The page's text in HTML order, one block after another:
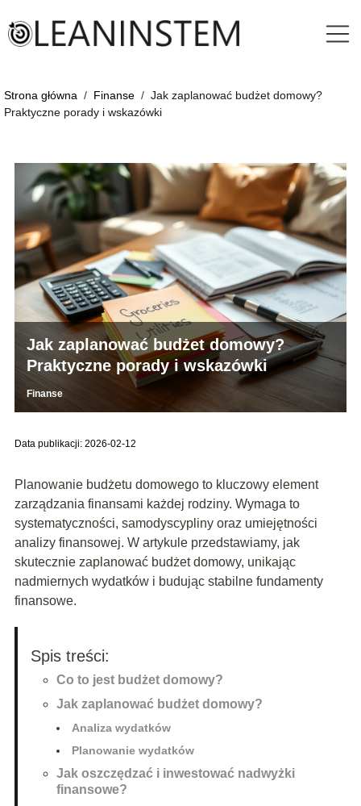
Strona główna / Finanse / Jak zaplanować budżet domowy?
Praktyczne porady i wskazówki
Jak zaplanować budżet domowy?
Praktyczne porady i wskazówki
Finanse
Data publikacji: 2026-02-12
Planowanie budżetu domowego to kluczowy element
zarządzania finansami każdej rodziny. Wymaga to
systematyczności, samodyscypliny oraz umiejętności
analizy finansowej. W artykule przedstawiamy, jak
skutecznie zaplanować budżet domowy, unikając
nadmiernych wydatków i budując stabilne fundamenty
finansowe.
Spis treści:
Co to jest budżet domowy?
Jak zaplanować budżet domowy?
Analiza wydatków
Planowanie wydatków
Jak oszczędzać i inwestować nadwyżki
finansowe?